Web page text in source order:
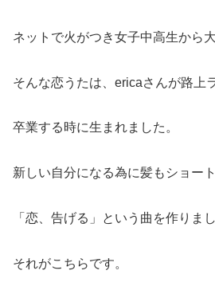
ネットで火がつき女子中高生から
そんな恋うたは、ericaさんが路上
卒業する時に生まれました。
新しい自分になる為に髪もショー
「恋、告げる」という曲を作りまし
それがこちらです。